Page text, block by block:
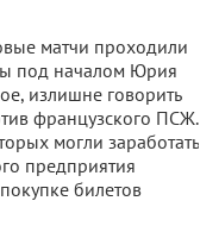
матчи проходили
под началом Юрия
излишне говорить
французского ПСЖ.
могли заработать
предприятия
билетов